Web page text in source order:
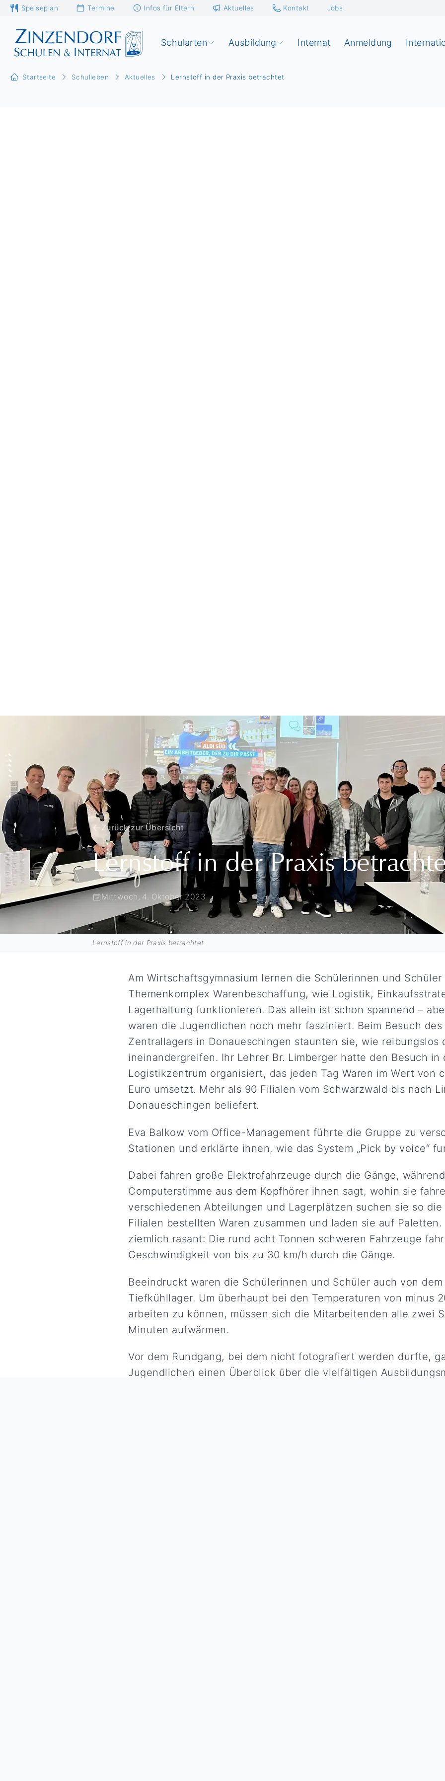
Speiseplan Termine Infos für Eltern Aktuelles Kontakt Jobs
Schularten Ausbildung Internat Anmeldung
Startseite Schulleben Aktuelles Lernstoff in der Praxis betrachtet
Zurück zur Übersicht
Lernstoff in der Praxis
Mittwoch, 4. Oktober 2023
Lernstoff in der Praxis betrachtet
Am Wirtschaftsgymnasium lernen die Schülerinnen und Schüler
Themenkomplex Warenbeschaffung, wie Logistik,
Lagerhaltung funktionieren. Das allein ist schon spannend –
waren die Jugendlichen noch mehr fasziniert. Beim Besuch
Zentrallagers in Donaueschingen staunten sie, wie reibungslos
ineinandergreifen. Ihr Lehrer Br. Limberger hatte den Besuch in
Logistikzentrum organisiert, das jeden Tag Waren im Wert von
Euro umsetzt. Mehr als 90 Filialen vom Schwarzwald bis nach
Donaueschingen beliefert.
Eva Balkow vom Office-Management führte die Gruppe zu
Stationen und erklärte ihnen, wie das System „Pick by voice“
Dabei fahren große Elektrofahrzeuge durch die Gänge,
Computerstimme aus dem Kopfhörer ihnen sagt, wohin sie
verschiedenen Abteilungen und Lagerplätzen suchen sie so
Filialen bestellten Waren zusammen und laden sie auf
ziemlich rasant: Die rund acht Tonnen schweren Fahrzeuge
Geschwindigkeit von bis zu 30 km/h durch die Gänge.
Beeindruckt waren die Schülerinnen und Schüler auch von
Tiefkühllager. Um überhaupt bei den Temperaturen von minus
arbeiten zu können, müssen sich die Mitarbeitenden alle zwei
Minuten aufwärmen.
Vor dem Rundgang, bei dem nicht fotografiert werden durfte,
Jugendlichen einen Überblick über die vielfältigen